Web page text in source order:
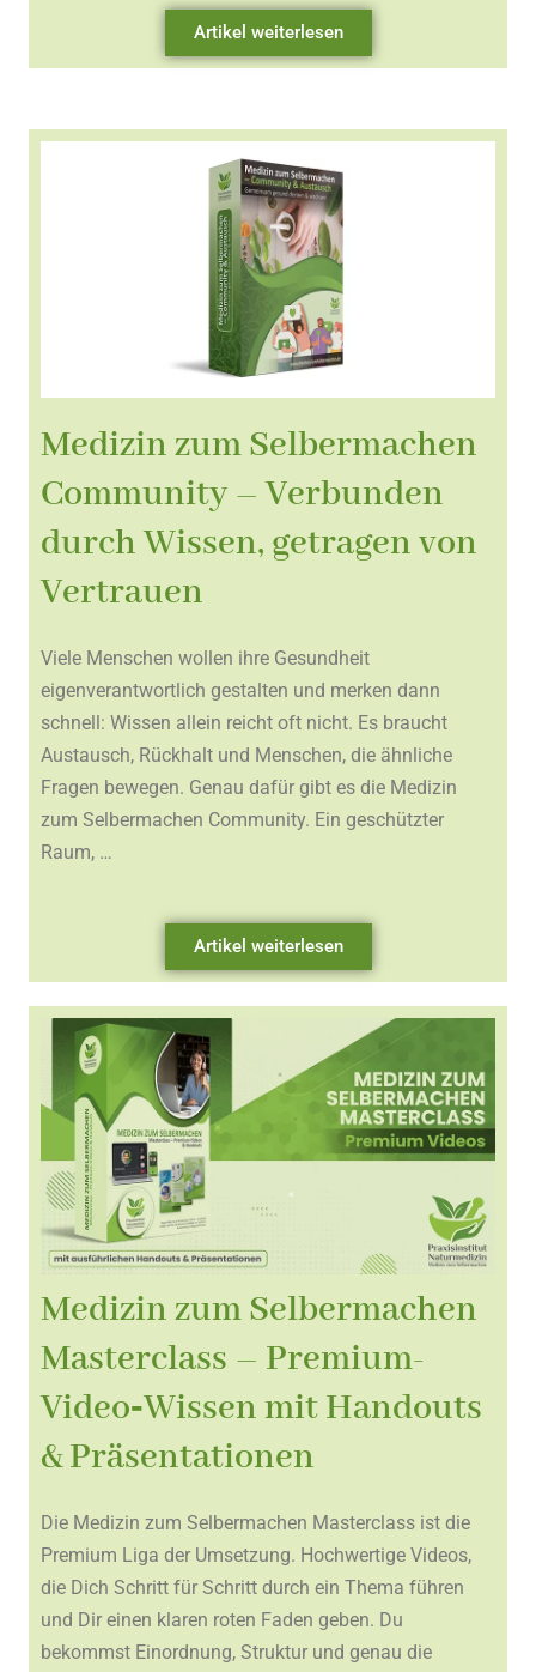
Artikel weiterlesen
Medizin zum Selbermachen
Community – Verbunden
durch Wissen, getragen von
Vertrauen
Viele Menschen wollen ihre Gesundheit
eigenverantwortlich gestalten und merken dann
schnell: Wissen allein reicht oft nicht. Es braucht
Austausch, Rückhalt und Menschen, die ähnliche
Fragen bewegen. Genau dafür gibt es die Medizin
zum Selbermachen Community. Ein geschützter
Raum, …
Artikel weiterlesen
Medizin zum Selbermachen
Masterclass – Premium-
Video‑Wissen mit Handouts
& Präsentationen
Die Medizin zum Selbermachen Masterclass ist die
Premium Liga der Umsetzung. Hochwertige Videos,
die Dich Schritt für Schritt durch ein Thema führen
und Dir einen klaren roten Faden geben. Du
bekommst Einordnung, Struktur und genau die